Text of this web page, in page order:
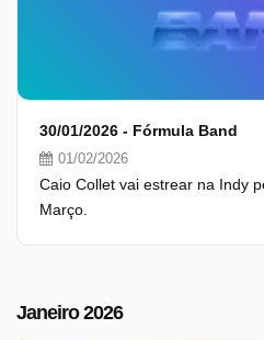
30/01/2026 - Fórmula Band
01/02/2026
Caio Collet vai estrear na Indy
Março.
Janeiro 2026